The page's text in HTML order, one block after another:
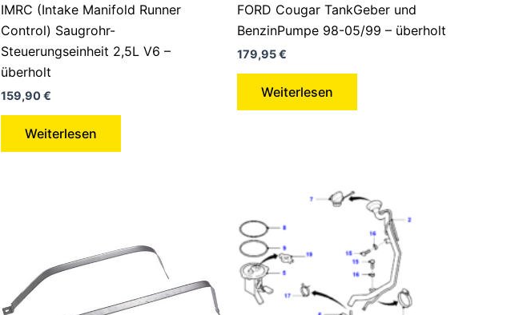
IMRC (Intake Manifold Runner
Control) Saugrohr-
Steuerungseinheit 2,5L V6 –
überholt
159,90€
Weiterlesen
FORD Cougar TankGeber und
BenzinPumpe 98-05/99 – überholt
179,95€
Weiterlesen